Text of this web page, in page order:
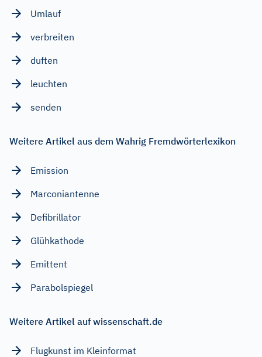
Umlauf
verbreiten
duften
leuchten
senden
Weitere Artikel aus dem Wahrig Fremdwörterlexikon
Emission
Marconiantenne
Defibrillator
Glühkathode
Emittent
Parabolspiegel
Weitere Artikel auf wissenschaft.de
Flugkunst im Kleinformat